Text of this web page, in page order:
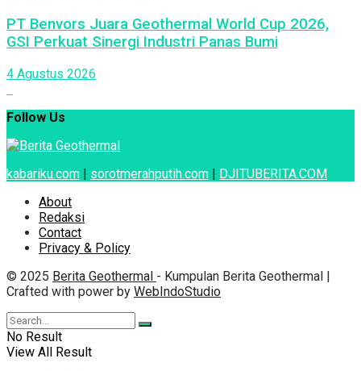
PT Benvors Juara Geothermal World Cup 2026,
GSI Perkuat Sinergi Industri Panas Bumi
4 Agustus 2026
Follow Us
kabariku.com | sorotmerahputih.com | DJITUBERITA.COM
About
Redaksi
Contact
Privacy & Policy
© 2025 Berita Geothermal - Kumpulan Berita Geothermal |
Crafted with power by WebIndoStudio
No Result
View All Result